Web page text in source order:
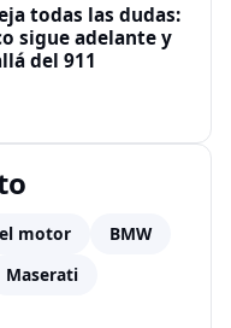
todas las dudas:
sigue adelante y
del 911
motor
BMW
Maserati